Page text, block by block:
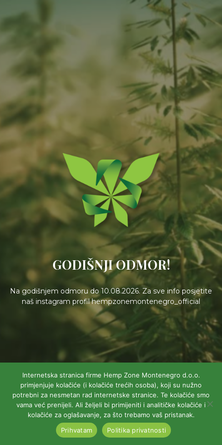
GODIŠNJI ODMOR!
Na godišnjem odmoru do 10.08.2026. Za sve info posjetite
naš instagram profil hempzonemontenegro_official
Internetska stranica firme Hemp Zone Montenegro d.o.o.
primjenjuje kolačiće (i kolačiće trećih osoba), koji su nužno
potrebni za nesmetan rad internetske stranice. Te kolačiće smo
vama već prenijeli. Ali željeli bi primijeniti i analitičke kolačiće i
kolačiće za oglašavanje, za što trebamo vaš pristanak.
Prihvatam
Politika privatnosti